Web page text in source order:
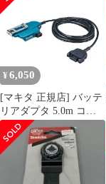
¥ 6,050
[マキタ 正規店] バッテ
リアダプタ 5.0m コネ
クタ式 A-77403 makita
純正 パーツ 部品 正規
品 おすすめ 便利